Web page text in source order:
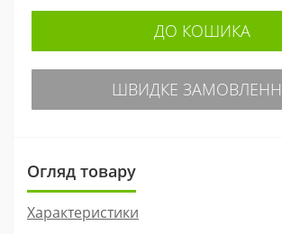
ДО КОШИКА
ШВИДКЕ
Огляд товару
Характеристики